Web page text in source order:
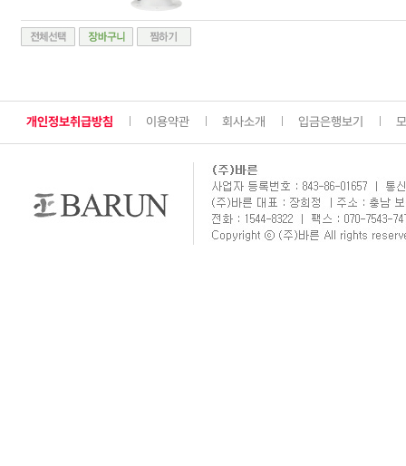
개인정보취급방침 이용약관 회사소개 입금은행보기